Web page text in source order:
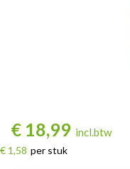
€ 18,99 incl.btw
€ 1,58 per stuk